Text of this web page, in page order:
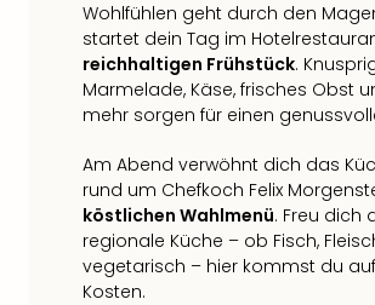
Wohlfühlen geht durch den
startet dein Tag im
reichhaltigen Frühstück.
Marmelade, Käse, frisches Obst
mehr sorgen für einen
Am Abend verwöhnt dich das
rund um Chefkoch Felix
köstlichen Wahlmenü. Freu dich
regionale Küche – ob Fisch,
vegetarisch – hier kommst du
Kosten.